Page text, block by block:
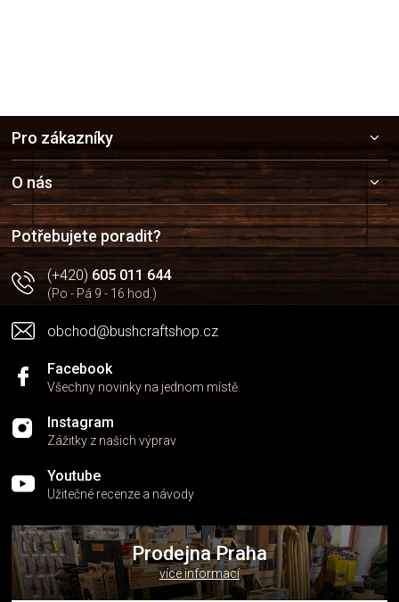
a
t
í
Pro zákazníky
O nás
Potřebujete poradit?
(+420)605 011 644
(Po - Pá 9 - 16 hod.)
obchod@bushcraftshop.cz
Facebook
Všechny novinky na jednom místě
Instagram
Zážitky z našich výprav
Youtube
Užitečné recenze a návody
Prodejna Praha
více informací